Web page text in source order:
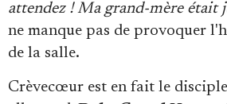
attendez ! Ma grand-mère était
ne manque pas de provoquer
de la salle.
Crèvecœur est en fait le